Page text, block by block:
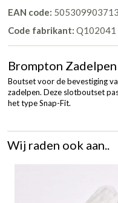
EAN code:
Code fabrikant: Q102041
Brompton
Boutset voor de bevestiging
zadelpen. Deze slotboutset
het type Snap-Fit.
Wij raden ook aan..